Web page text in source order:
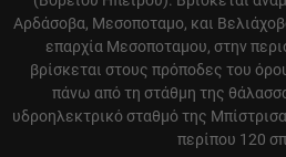
Αρδάσοβα, Μεσοποταμο, και
επαρχία Μεσοποταμου, στην
βρίσκεται στους πρόποδες του
πάνω από τη στάθμη της
υδροηλεκτρικό σταθμό της
περίπου 120